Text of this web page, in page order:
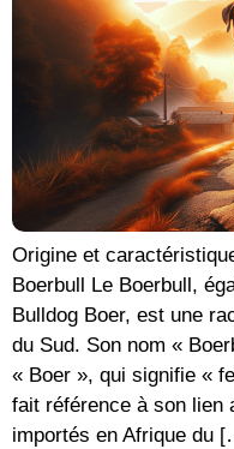
Origine et
Boerbull Le Boerbull,
Bulldog Boer, est une
du Sud. Son nom «
« Boer », qui signifie «
fait référence à son lien
importés en Afrique du